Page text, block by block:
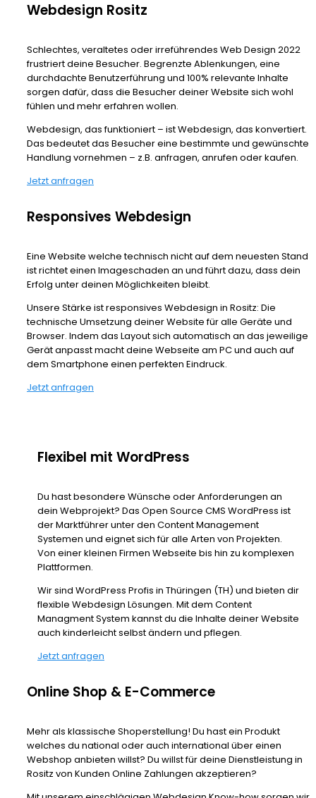
Webdesign Rositz
Schlechtes, veraltetes oder irreführendes Web Design 2022
frustriert deine Besucher. Begrenzte Ablenkungen, eine
durchdachte Benutzerführung und 100% relevante Inhalte
sorgen dafür, dass die Besucher deiner Website sich wohl
fühlen und mehr erfahren wollen.
Webdesign, das funktioniert – ist Webdesign, das konvertiert.
Das bedeutet das Besucher eine bestimmte und gewünschte
Handlung vornehmen – z.B. anfragen, anrufen oder kaufen.
Jetzt anfragen
Responsives Webdesign
Eine Website welche technisch nicht auf dem neuesten Stand
ist richtet einen Imageschaden an und führt dazu, dass dein
Erfolg unter deinen Möglichkeiten bleibt.
Unsere Stärke ist responsives Webdesign in Rositz: Die
technische Umsetzung deiner Website für alle Geräte und
Browser. Indem das Layout sich automatisch an das jeweilige
Gerät anpasst macht deine Webseite am PC und auch auf
dem Smartphone einen perfekten Eindruck.
Jetzt anfragen
Flexibel mit WordPress
Du hast besondere Wünsche oder Anforderungen an
dein Webprojekt? Das Open Source CMS WordPress ist
der Marktführer unter den Content Management
Systemen und eignet sich für alle Arten von Projekten.
Von einer kleinen Firmen Webseite bis hin zu komplexen
Plattformen.
Wir sind WordPress Profis in Thüringen (TH) und bieten dir
flexible Webdesign Lösungen. Mit dem Content
Managment System kannst du die Inhalte deiner Website
auch kinderleicht selbst ändern und pflegen.
Jetzt anfragen
Online Shop & E-Commerce
Mehr als klassische Shoperstellung! Du hast ein Produkt
welches du national oder auch international über einen
Webshop anbieten willst? Du willst für deine Dienstleistung in
Rositz von Kunden Online Zahlungen akzeptieren?